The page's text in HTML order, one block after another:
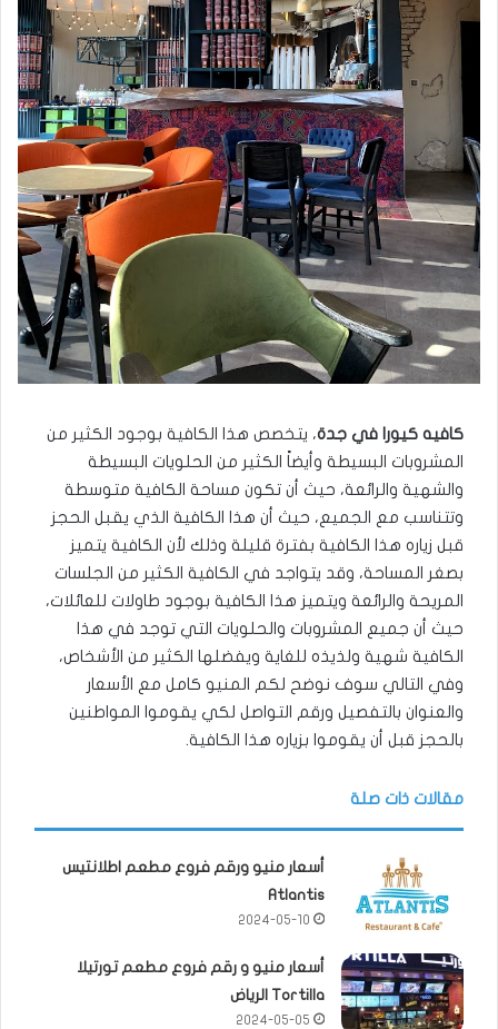
كافيه كيورا في جدة، يتخصص هذا الكافية بوجود الكثير من
المشروبات البسيطة وأيضاً الكثير من الحلويات البسيطة
والشهية والرائعة، حيث أن تكون مساحة الكافية متوسطة
وتتناسب مع الجميع، حيث أن هذا الكافية الذي يقبل الحجز
قبل زياره هذا الكافية بفترة قليلة وذلك لأن الكافية يتميز
بصغر المساحة، وقد يتواجد في الكافية الكثير من الجلسات
المريحة والرائعة ويتميز هذا الكافية بوجود طاولات للعائلات،
حيث أن جميع المشروبات والحلويات التي توجد في هذا
الكافية شهية ولذيذه للغاية ويفضلها الكثير من الأشخاص،
وفي التالي سوف نوضح لكم المنيو كامل مع الأسعار
والعنوان بالتفصيل ورقم التواصل لكي يقوموا المواطنين
بالحجز قبل أن يقوموا بزياره هذا الكافية.
مقالات ذات صلة
أسعار منيو ورقم فروع مطعم اطلانتيس
Atlantis
2024-05-10
أسعار منيو و رقم فروع مطعم تورتيلا
Tortilla الرياض
2024-05-05